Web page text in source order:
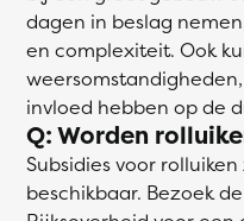
dagen in beslag
en complexiteit. Ook
invloed hebben op de
Q: Worden
Subsidies voor
beschikbaar. Bezoek